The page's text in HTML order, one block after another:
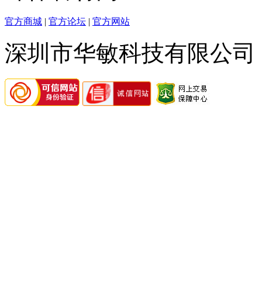
官方商城 | 官方论坛 | 官方网站
深圳市华敏科技有限公